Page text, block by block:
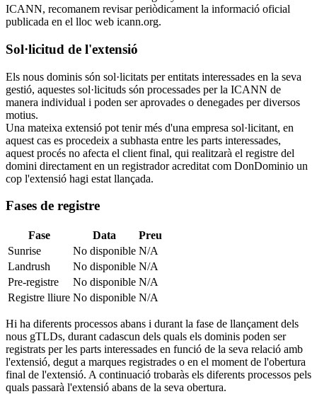
ICANN, recomanem revisar periòdicament la informació oficial
publicada en el lloc web icann.org.
Sol·licitud de l'extensió
Els nous dominis són sol·licitats per entitats interessades en la seva
gestió, aquestes sol·licituds són processades per la ICANN de
manera individual i poden ser aprovades o denegades per diversos
motius.
Una mateixa extensió pot tenir més d'una empresa sol·licitant, en
aquest cas es procedeix a subhasta entre les parts interessades,
aquest procés no afecta el client final, qui realitzarà el registre del
domini directament en un registrador acreditat com DonDominio un
cop l'extensió hagi estat llançada.
Fases de registre
Fase Data
Preu
Sunrise
No disponible N/A
Landrush
No disponible N/A
Pre-registre
No disponible N/A
Registre lliure No disponible N/A
Hi ha diferents processos abans i durant la fase de llançament dels
nous gTLDs, durant cadascun dels quals els dominis poden ser
registrats per les parts interessades en funció de la seva relació amb
l'extensió, degut a marques registrades o en el moment de l'obertura
final de l'extensió. A continuació trobaràs els diferents processos pels
quals passarà l'extensió abans de la seva obertura.